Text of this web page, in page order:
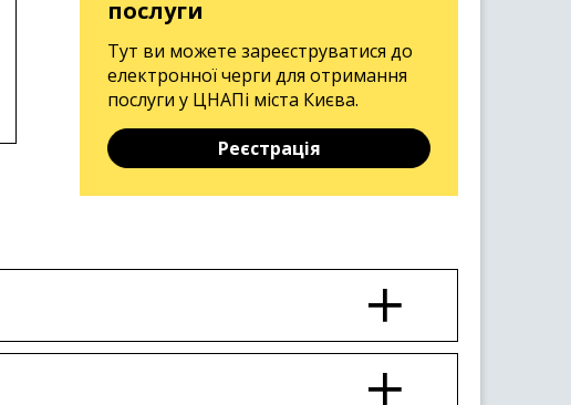
послуги
Тут ви можете зареєструватися до
електронної черги для отримання
послуги у ЦНАПі міста Києва.
Реєстрація
адміністрацій.